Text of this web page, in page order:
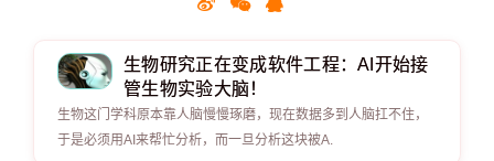
生物研究正在变成软件工程：AI开始接
管生物实验大脑！
生物这门学科原本靠人脑慢慢琢磨，现在数据多到人脑扛不住，
于是必须用AI来帮忙分析，而一旦分析这块被A.